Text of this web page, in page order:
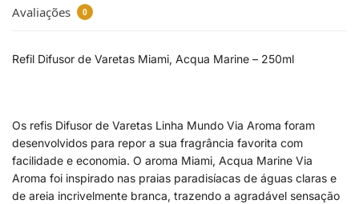
Avaliações 0
Refil Difusor de Varetas Miami, Acqua Marine – 250ml
Os refis Difusor de Varetas Linha Mundo Via Aroma foram
desenvolvidos para repor a sua fragrância favorita com
facilidade e economia. O aroma Miami, Acqua Marine Via
Aroma foi inspirado nas praias paradisíacas de águas claras e
de areia incrivelmente branca, trazendo a agradável sensação